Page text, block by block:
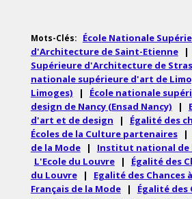
Mots-Clés:
École Nationale
d'Architecture de Saint-Etienne
|
Supérieure d'Architecture de
nationale supérieure d'art de
Limoges)
|
École nationale
design de Nancy (Ensad Nancy)
|
d'art et de design
| Égalité des
Écoles de la Culture partenaires
|
de la Mode
| Institut national de
L'Ecole du Louvre
|
Égalité des
du Louvre
|
Egalité des
Français de la Mode
|
Égalité des